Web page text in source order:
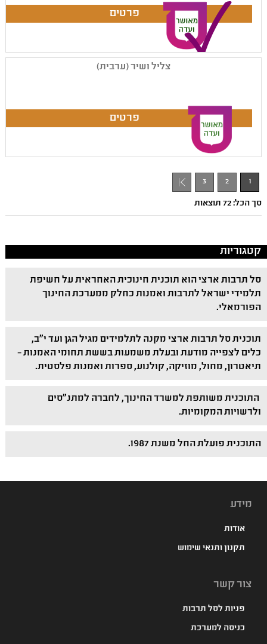
צליל ושיר (ערבית)
1
2
3
סך הכל: 72 תוצאות
קטגוריות
סל תרבות ארצי הוא תוכנית חינוכית האחראית על חשיפת
תלמידי ישראל לתרבות ואמנות כחלק ממערכת החינוך
הפורמאלי.
תוכנית סל תרבות ארצי מקנה לתלמידים מגיל הגן ועד י"ב,
כלים לצפייה מודעת ובעלת משמעות בששת תחומי האמנות –
תיאטרון, מחול, מוזיקה, קולנוע, ספרות ואמנות פלסטית.
התוכנית משותפת למשרד החינוך, לחברה למתנ"סים
ולרשויות המקומיות.
התוכנית פועלת החל משנת 1987.
מידע
אודות
תקנון ותנאי שימוש
צור קשר
פניות לסל תרבות
כניסה למערכת